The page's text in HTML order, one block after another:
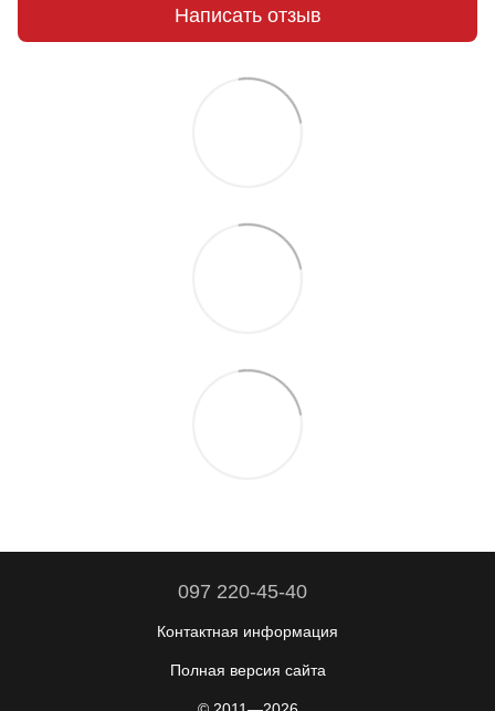
Написать отзыв
097 220-45-40
Контактная информация
Полная версия сайта